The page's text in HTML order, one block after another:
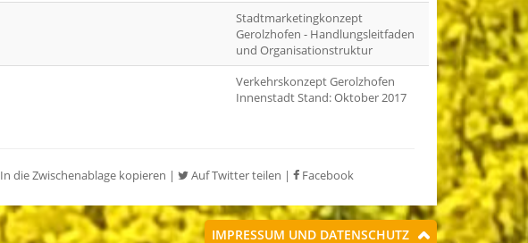
Stadtmarketingkonzept
Gerolzhofen - Handlungsleitfaden
und Organisationstruktur
Verkehrskonzept Gerolzhofen
Innenstadt Stand: Oktober 2017
In die Zwischenablage kopieren | Auf Twitter teilen | Facebook
IMPRESSUM UND DATENSCHUTZ